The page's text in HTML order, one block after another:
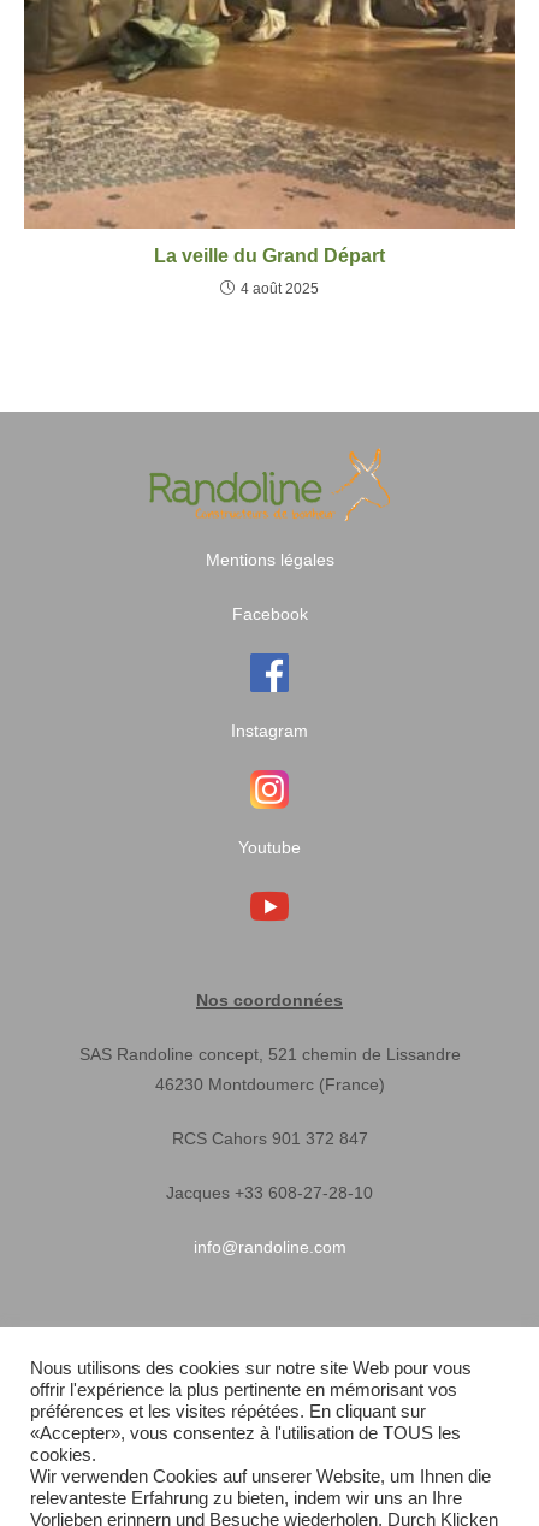
La veille du Grand Départ
4 août 2025
Mentions légales
Facebook
Instagram
Youtube
Nos coordonnées
SAS Randoline concept, 521 chemin de Lissandre
46230 Montdoumerc (France)
RCS Cahors 901 372 847
Jacques +33 608-27-28-10
info@randoline.com
Garantie matériel
Conditions générales de vente
Livraison rapide
Nous utilisons des cookies sur notre site Web pour vous
offrir l'expérience la plus pertinente en mémorisant vos
préférences et les visites répétées. En cliquant sur
«Accepter», vous consentez à l'utilisation de TOUS les
cookies.
Wir verwenden Cookies auf unserer Website, um Ihnen die
relevanteste Erfahrung zu bieten, indem wir uns an Ihre
Vorlieben erinnern und Besuche wiederholen. Durch Klicken